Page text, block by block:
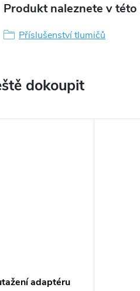
Produkt naleznete v
Příslušenství tlumičů
dokoupit
adaptéru